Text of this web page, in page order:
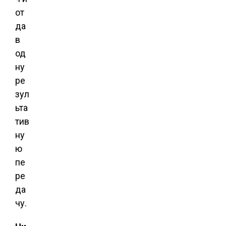
от
да
в
од
ну
ре
зул
ьта
тив
ну
ю
пе
ре
да
чу.